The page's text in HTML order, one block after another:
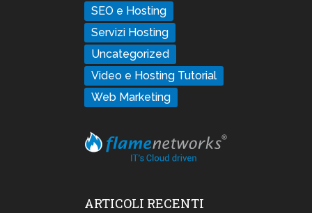
SEO e Hosting
Servizi Hosting
Uncategorized
Video e Hosting Tutorial
Web Marketing
ARTICOLI RECENTI